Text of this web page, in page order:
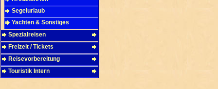
Segelurlaub
Yachten & Sonstiges
Spezialreisen
Freizeit / Tickets
Reisevorbereitung
Touristik Intern